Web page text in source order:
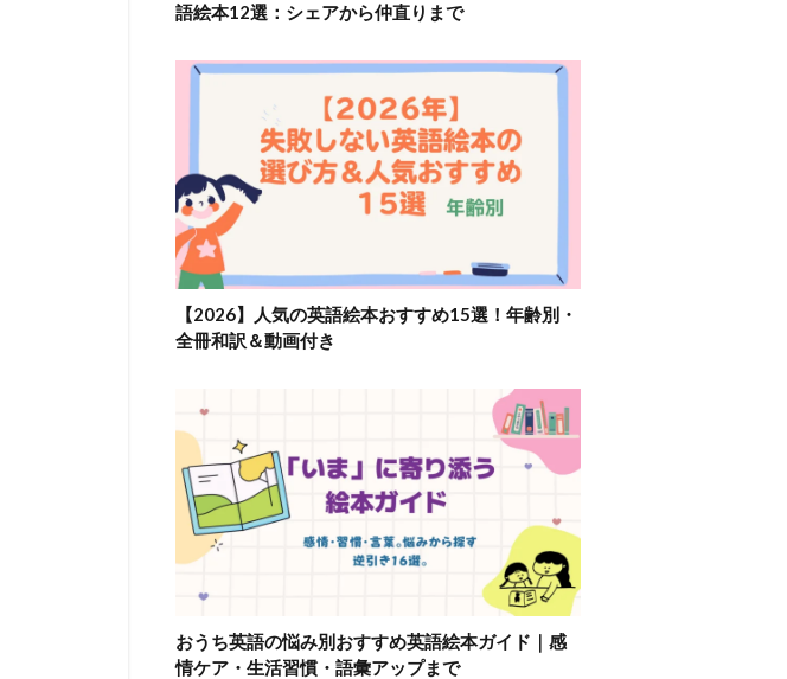
語絵本12選：シェアから仲直りまで
【2026】人気の英語絵本おすすめ15選！年齢別・
全冊和訳＆動画付き
おうち英語の悩み別おすすめ英語絵本ガイド｜感
情ケア・生活習慣・語彙アップまで